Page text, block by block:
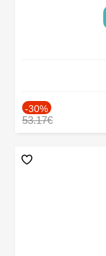
-30%
53.17€